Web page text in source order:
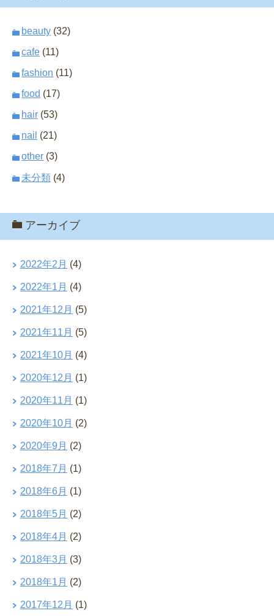
beauty (32)
cafe (11)
fashion (11)
food (17)
hair (53)
nail (21)
other (3)
未分類 (4)
アーカイブ
2022年2月 (4)
2022年1月 (4)
2021年12月 (5)
2021年11月 (5)
2021年10月 (4)
2020年12月 (1)
2020年11月 (1)
2020年10月 (2)
2020年9月 (2)
2018年7月 (1)
2018年6月 (1)
2018年5月 (2)
2018年4月 (2)
2018年3月 (3)
2018年1月 (2)
2017年12月 (1)